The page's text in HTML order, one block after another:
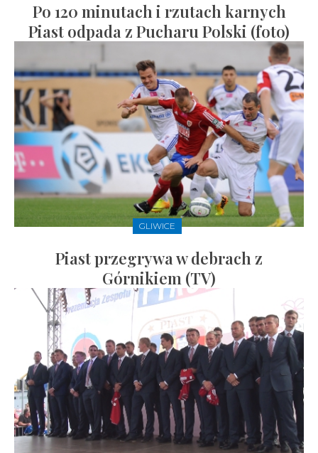
Po 120 minutach i rzutach karnych
Piast odpada z Pucharu Polski (foto)
GLIWICE
Piast przegrywa w debrach z
Górnikiem (TV)